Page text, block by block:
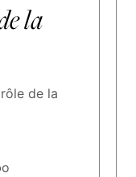
la
de la